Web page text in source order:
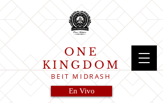
ONE
KINGDOM
BEIT MIDRASH
En Vivo